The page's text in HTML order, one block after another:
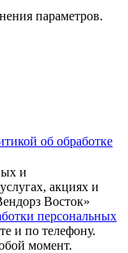
параметров.
об обработке
и
акциях и
Восток»
персональных
и по телефону.
момент.